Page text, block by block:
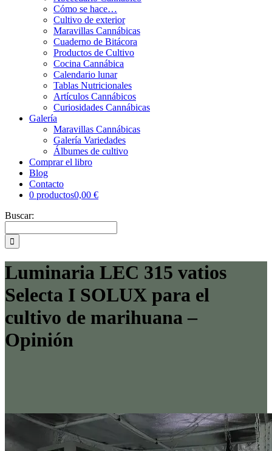
Cómo se hace…
Cultivo de exterior
Maravillas Cannábicas
Cuaderno de Bitácora
Productos de Cultivo
Cocina Cannábica
Calendario lunar
Tablas Nutricionales
Artículos Cannábicos
Curiosidades Cannábicas
Galería
Maravillas Cannábicas
Galería Variedades
Álbumes de cultivo
Comprar el libro
Blog
Contacto
0 productos0,00 €
Buscar:
Luminaria LEC 315 vatios
Selecta I SOLUX para el
cultivo de marihuana –
Opinión